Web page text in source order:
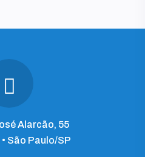
Alarcão, 55
São Paulo/SP